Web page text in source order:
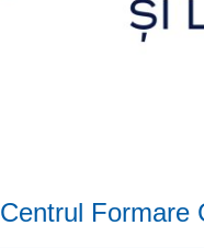
Centrul Formare